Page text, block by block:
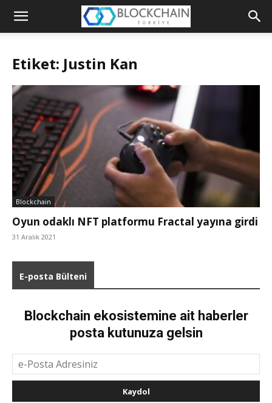
Blockchain
Etiket: Justin Kan
Blockchain
Oyun odaklı NFT platformu Fractal yayına girdi
31 Aralık 2021
E-posta Bülteni
Blockchain ekosistemine ait haberler
posta kutunuza gelsin